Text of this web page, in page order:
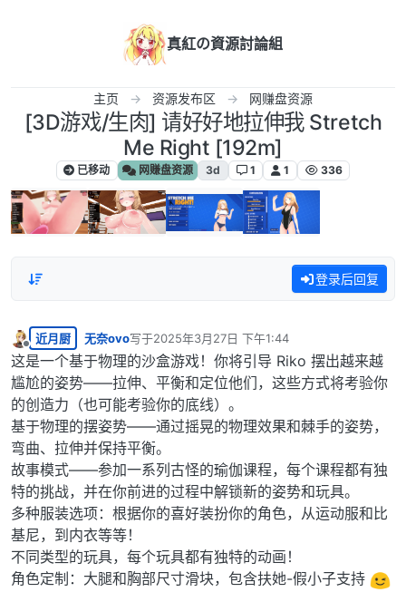
真紅の資源討論組
主页 资源发布区 网赚盘资源
[3D游戏/生肉] 请好好地拉伸我 Stretch
Me Right [192m]
已移动 网赚盘资源 3d 1 1 336
登录后回复
离线
近月厨 无奈ovo写于2025年3月27日 下午1:44
最后由 编辑
这是一个基于物理的沙盒游戏！你将引导 Riko 摆出越来越
尴尬的姿势——拉伸、平衡和定位他们，这些方式将考验你
的创造力（也可能考验你的底线）。
基于物理的摆姿势——通过摇晃的物理效果和棘手的姿势，
弯曲、拉伸并保持平衡。
故事模式——参加一系列古怪的瑜伽课程，每个课程都有独
特的挑战，并在你前进的过程中解锁新的姿势和玩具。
多种服装选项：根据你的喜好装扮你的角色，从运动服和比
基尼，到内衣等等！
不同类型的玩具，每个玩具都有独特的动画！
角色定制：大腿和胸部尺寸滑块，包含扶她-假小子支持